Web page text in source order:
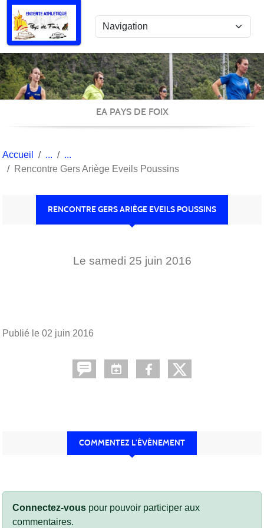
EA PAYS DE FOIX
Accueil
Rencontre Gers Ariège Eveils Poussins
RENCONTRE GERS ARIÈGE EVEILS POUSSINS
Le samedi 25 juin 2016
Publié le 02 juin 2016
COMMENTEZ L’ÉVÈNEMENT
Connectez-vous pour pouvoir participer aux
commentaires.
Panneau de gestion des cookies